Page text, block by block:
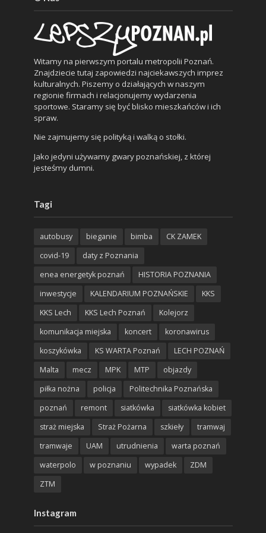
Witamy na pierwszym portalu metropolii Poznań.
Znajdziecie tutaj zapowiedzi najciekawszych imprez
kulturalnych. Piszemy o działających w naszym
regionie firmach i relacjonujemy wydarzenia
sportowe. Staramy się być blisko mieszkańców i ich
spraw.
Nie zajmujemy się polityką i walką o stołki.
Jako jedyni używamy gwary poznańskiej, z której
jesteśmy dumni.
Tagi
autobusy bieganie bimba
CK ZAMEK
covid-19
daty z Poznania
enea energetyk poznań
HISTORIA POZNANIA
inwestycje
KALENDARIUM POZNAŃSKIE
KKS
KKS Lech
KKS Lech Poznań
Kolejorz
komunikacja miejska
koncert
koronawirus
koszykówka
KS WARTA Poznań
LECH POZNAŃ
Malta
mecz MPK MTP
objazdy
piłka nożna
policja
Politechnika Poznańska
poznań
remont siatkówka
siatkówka kobiet
straż miejska
Straż Pożarna szkieły
tramwaj
tramwaje
UAM utrudnienia
warta poznań
waterpolo
w poznaniu wypadek
ZDM
ZTM
Instagram